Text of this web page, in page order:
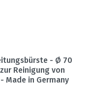
- Ø 70
Reinigung von
Made in Germany